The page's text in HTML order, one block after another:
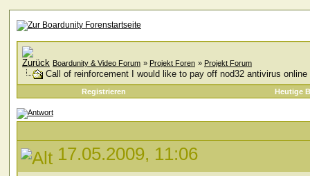
Boardunity & Video Forum » Projekt Foren » Projekt Forum
Call of reinforcement I would like to pay off nod32 antivirus online
Registrieren Heutige
17.05.2009, 11:06